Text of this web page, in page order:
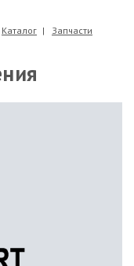
Каталог Запчасти